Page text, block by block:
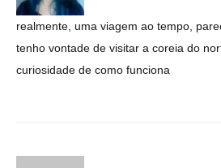
realmente, uma viagem ao tempo,
tenho vontade de visitar a coreia do
curiosidade de como funciona